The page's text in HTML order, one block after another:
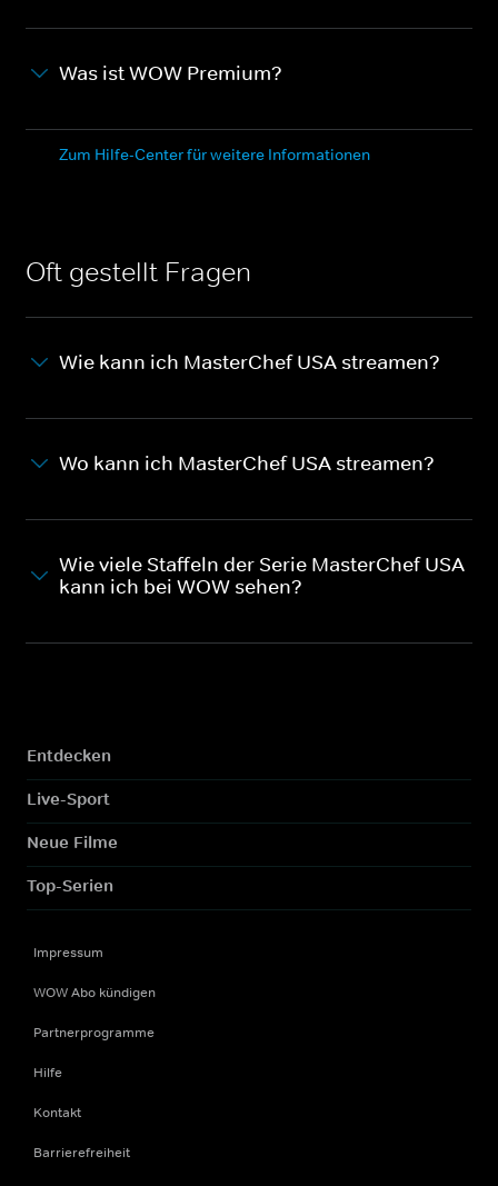
Was ist WOW Premium?
Zum Hilfe-Center für weitere Informationen
Oft gestellt Fragen
Wie kann ich MasterChef USA streamen?
Wo kann ich MasterChef USA streamen?
Wie viele Staffeln der Serie MasterChef USA
kann ich bei WOW sehen?
Entdecken
Live-Sport
Neue Filme
Top-Serien
Impressum
WOW Abo kündigen
Partnerprogramme
Hilfe
Kontakt
Barrierefreiheit